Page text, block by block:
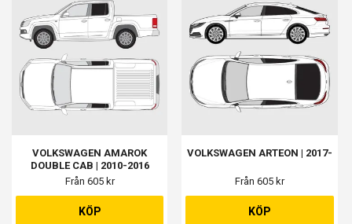
VOLKSWAGEN AMAROK
DOUBLE CAB | 2010-2016
Från 605 kr
KÖP
VOLKSWAGEN ARTEON | 2017-
Från 605 kr
KÖP